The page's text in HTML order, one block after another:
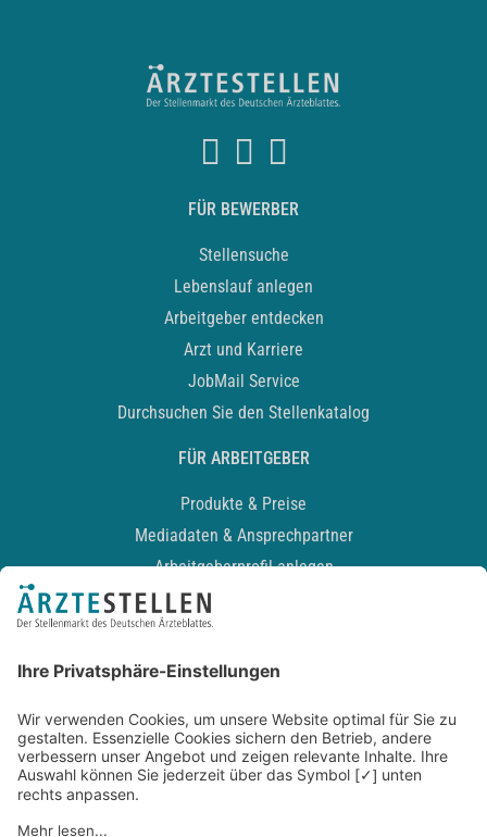
FÜR BEWERBER
Stellensuche
Lebenslauf anlegen
Arbeitgeber entdecken
Arzt und Karriere
JobMail Service
Durchsuchen Sie den Stellenkatalog
FÜR ARBEITGEBER
Produkte & Preise
Mediadaten & Ansprechpartner
Arbeitgeberprofil anlegen
Recruiting-Podcast
Kontakt
Datenschutz
Newsletter